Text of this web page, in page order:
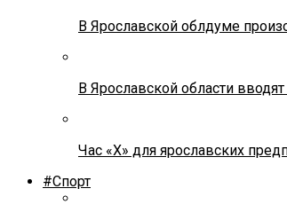
В Ярославской облдуме
В Ярославской области
Час «Х» для ярославских
#Спорт